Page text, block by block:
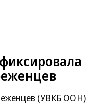
(УВКБ ООН)